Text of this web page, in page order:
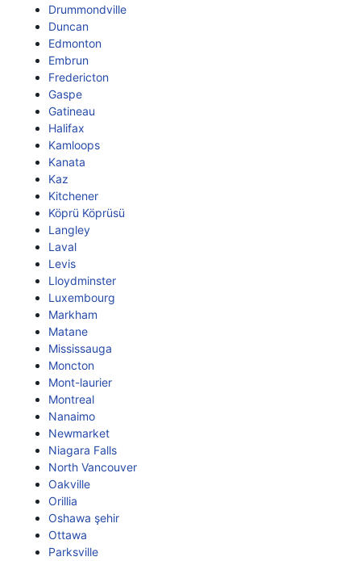
Drummondville
Duncan
Edmonton
Embrun
Fredericton
Gaspe
Gatineau
Halifax
Kamloops
Kanata
Kaz
Kitchener
Köprü Köprüsü
Langley
Laval
Levis
Lloydminster
Luxembourg
Markham
Matane
Mississauga
Moncton
Mont-laurier
Montreal
Nanaimo
Newmarket
Niagara Falls
North Vancouver
Oakville
Orillia
Oshawa şehir
Ottawa
Parksville